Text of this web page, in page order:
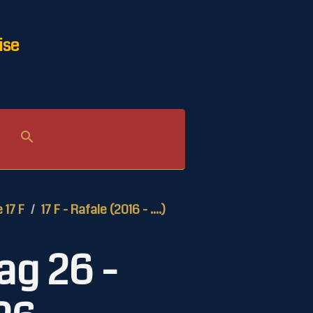
F 17 F - Rafale (2016 - ....)
26 -